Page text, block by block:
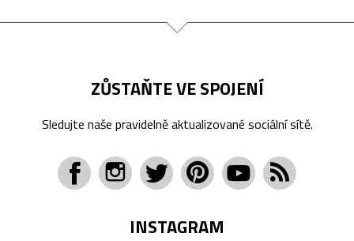
ZŮSTAŇTE VE SPOJENÍ
Sledujte naše pravidelně aktualizované sociální sítě.
INSTAGRAM